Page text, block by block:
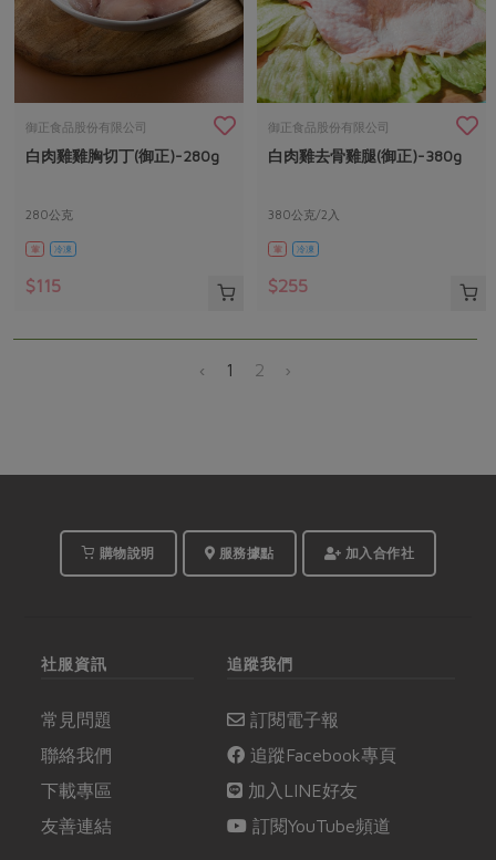
御正食品股份有限公司
白肉雞雞胸切丁(御正)-280g
280公克
葷 冷凍
$115
御正食品股份有限公司
白肉雞去骨雞腿(御正)-380g
380公克/2入
葷 冷凍
$255
‹ 1 2 ›
購物說明 服務據點 加入合作社
社服資訊
常見問題
聯絡我們
下載專區
友善連結
追蹤我們
訂閱電子報
追蹤Facebook專頁
加入LINE好友
訂閱YouTube頻道